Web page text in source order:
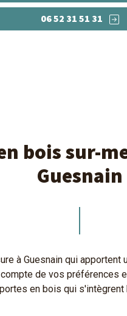
06 52 31 51 31
bois sur-
Guesnain
à Guesnain qui
de vos
en bois qui